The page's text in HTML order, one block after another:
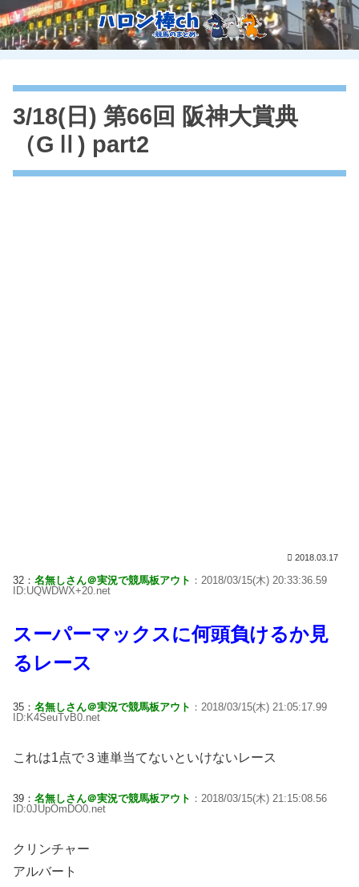
3/18(日) 第66回 阪神大賞典
（GⅡ) part2
2018.03.17
32： 名無しさん＠実況で競馬板アウト ：2018/03/15(木) 20:33:36.59
ID:UQWDWX+20.net
スーパーマックスに何頭負けるか見
るレース
35： 名無しさん＠実況で競馬板アウト ：2018/03/15(木) 21:05:17.99
ID:K4SeuTvB0.net
これは1点で３連単当てないといけないレース
39： 名無しさん＠実況で競馬板アウト ：2018/03/15(木) 21:15:08.56
ID:0JUpOmDO0.net
クリンチャー
アルバート